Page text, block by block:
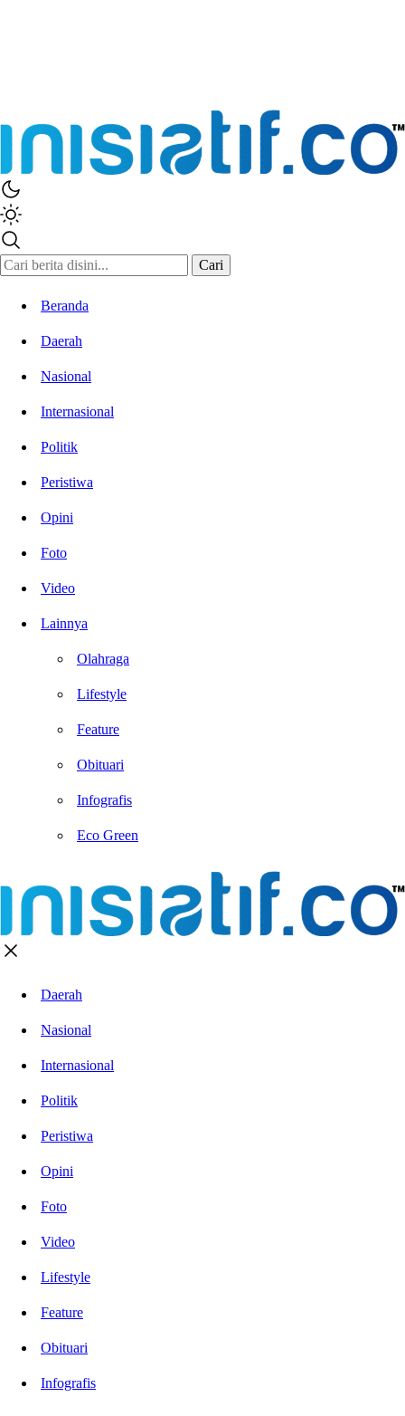
Inisiatif.co
Stay Connected Stay Informed
Cari
Beranda
Daerah
Nasional
Internasional
Politik
Peristiwa
Opini
Foto
Video
Lainnya
Olahraga
Lifestyle
Feature
Obituari
Infografis
Eco Green
Daerah
Nasional
Internasional
Politik
Peristiwa
Opini
Foto
Video
Lifestyle
Feature
Obituari
Infografis